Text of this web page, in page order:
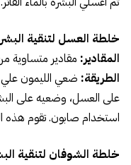
خلطة العسل لتنقية
المقادير: مقادير متساوية
الطريقة: ضعي الليمون علي
على العسل، وضعيه على
استخدام صابون. تقوم هذه
خلطة الشوفان لتنقية